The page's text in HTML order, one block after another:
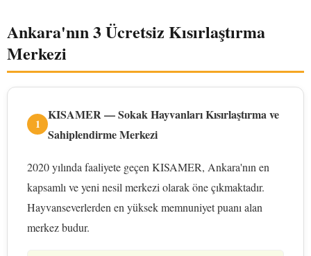
Ankara'nın 3 Ücretsiz Kısırlaştırma
Merkezi
1
KISAMER — Sokak Hayvanları Kısırlaştırma ve
Sahiplendirme Merkezi
2020 yılında faaliyete geçen KISAMER, Ankara'nın en
kapsamlı ve yeni nesil merkezi olarak öne çıkmaktadır.
Hayvanseverlerden en yüksek memnuniyet puanı alan
merkez budur.